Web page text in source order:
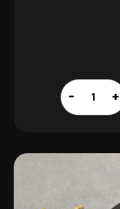
Macaroni
aantal
– +